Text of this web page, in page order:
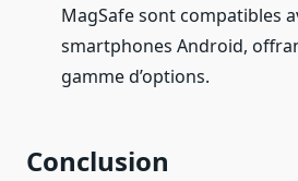
MagSafe sont compatibles
smartphones Android,
gamme d’options.
Conclusion